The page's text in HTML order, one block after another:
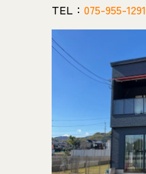
TEL： 075-955-1291